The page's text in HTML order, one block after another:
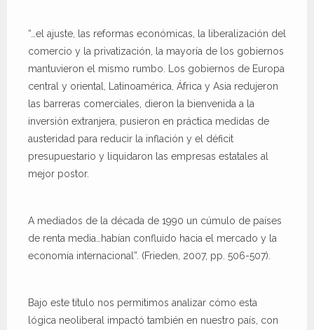
“…el ajuste, las reformas económicas, la liberalización del
comercio y la privatización, la mayoría de los gobiernos
mantuvieron el mismo rumbo. Los gobiernos de Europa
central y oriental, Latinoamérica, África y Asia redujeron
las barreras comerciales, dieron la bienvenida a la
inversión extranjera, pusieron en práctica medidas de
austeridad para reducir la inflación y el déficit
presupuestario y liquidaron las empresas estatales al
mejor postor.
A mediados de la década de 1990 un cúmulo de países
de renta media…habían confluido hacia el mercado y la
economía internacional”. (Frieden, 2007, pp. 506-507).
Bajo este título nos permitimos analizar cómo esta
lógica neoliberal impactó también en nuestro país, con